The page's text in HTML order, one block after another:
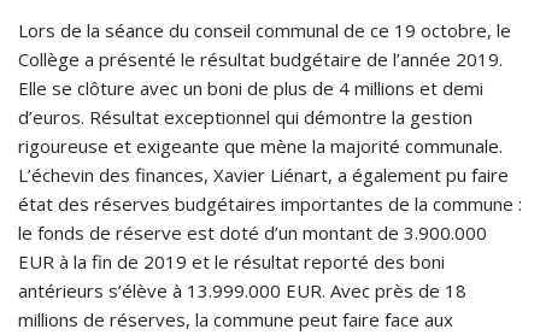
Lors de la séance du conseil communal de ce 19 octobre, le
Collège a présenté le résultat budgétaire de l’année 2019.
Elle se clôture avec un boni de plus de 4 millions et demi
d’euros. Résultat exceptionnel qui démontre la gestion
rigoureuse et exigeante que mène la majorité communale.
L’échevin des finances, Xavier Liénart, a également pu faire
état des réserves budgétaires importantes de la commune :
le fonds de réserve est doté d’un montant de 3.900.000
EUR à la fin de 2019 et le résultat reporté des boni
antérieurs s’élève à 13.999.000 EUR. Avec près de 18
millions de réserves, la commune peut faire face aux